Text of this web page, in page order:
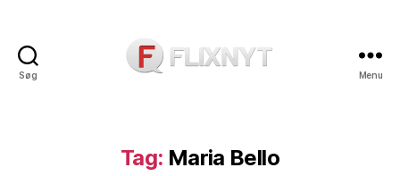
Søg Menu
Tag: Maria Bello